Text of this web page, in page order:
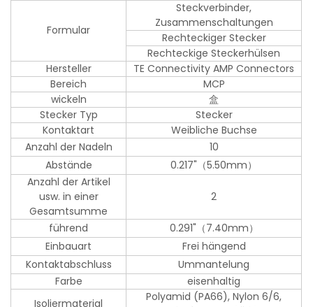
Formular
Steckverbinder,
Zusammenschaltungen
Rechteckiger Stecker
Rechteckige Steckerhülsen
Hersteller
TE Connectivity AMP Connectors
Bereich
MCP
wickeln
盒
Stecker Typ
Stecker
Kontaktart
Weibliche Buchse
Anzahl der Nadeln
10
Abstände
0.217"（5.50mm）
Anzahl der Artikel
usw. in einer
Gesamtsumme
2
führend
0.291"（7.40mm）
Einbauart
Frei hängend
Kontaktabschluss
Ummantelung
Farbe
eisenhaltig
Isoliermaterial
Polyamid (PA66), Nylon 6/6,